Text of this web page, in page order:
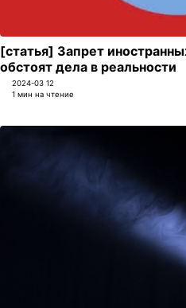
[статья] Запрет
обстоят дела в реальности
2024-03 12
1 мин на чтение